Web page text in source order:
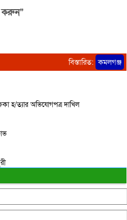
করুন”
বিস্তারিত: কমলগঞ্জ
হ/ত্যার অভিযোগপত্র দাখিল